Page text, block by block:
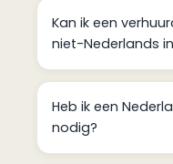
Kan ik een
niet-Nederlands
Heb ik een
nodig?